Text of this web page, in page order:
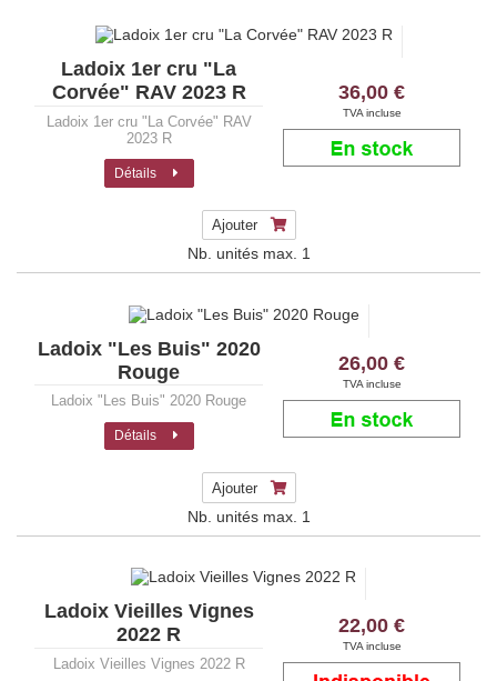
Ladoix 1er cru "La
Corvée" RAV 2023 R
Ladoix 1er cru "La Corvée" RAV
2023 R
Détails
36,00 €
TVA incluse
Ajouter
Nb. unités max. 1
Ladoix "Les Buis" 2020
Rouge
Ladoix "Les Buis" 2020 Rouge
Détails
26,00 €
TVA incluse
Ajouter
Nb. unités max. 1
Ladoix Vieilles Vignes
2022 R
Ladoix Vieilles Vignes 2022 R
22,00 €
TVA incluse